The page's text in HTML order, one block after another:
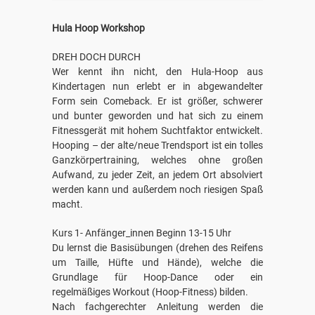
Hula Hoop Workshop
DREH DOCH DURCH
Wer kennt ihn nicht, den Hula-Hoop aus
Kindertagen nun erlebt er in abgewandelter
Form sein Comeback. Er ist größer, schwerer
und bunter geworden und hat sich zu einem
Fitnessgerät mit hohem Suchtfaktor entwickelt.
Hooping – der alte/neue Trendsport ist ein tolles
Ganzkörpertraining, welches ohne großen
Aufwand, zu jeder Zeit, an jedem Ort absolviert
werden kann und außerdem noch riesigen Spaß
macht.
Kurs 1- Anfänger_innen Beginn 13-15 Uhr
Du lernst die Basisübungen (drehen des Reifens
um Taille, Hüfte und Hände), welche die
Grundlage für Hoop-Dance oder ein
regelmäßiges Workout (Hoop-Fitness) bilden.
Nach fachgerechter Anleitung werden die